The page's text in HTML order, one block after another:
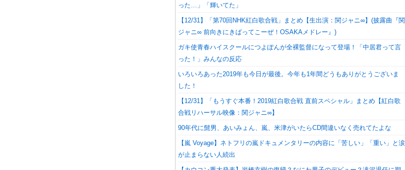
った…」「輝いてた」
【12/31】「第70回NHK紅白歌合戦」まとめ【生出演：関ジャニ∞】(披露曲『関
ジャニ∞ 前向きにきばってこーぜ！OSAKAメドレー』)
ガキ使青春ハイスクールにつよぽんが全裸監督になって登場！「中居君って言
った！」みんなの反応
いろいろあった2019年も今日が最後。今年も1年間どうもありがとうございま
した！
【12/31】「もうすぐ本番！2019紅白歌合戦 直前スペシャル」まとめ【紅白歌
合戦リハーサル映像：関ジャニ∞】
90年代に髭男、あいみょん、嵐、米津がいたらCD間違いなく売れてたよな
【嵐 Voyage】ネトフリの嵐ドキュメンタリーの内容に「苦しい」「重い」と涙
が止まらない人続出